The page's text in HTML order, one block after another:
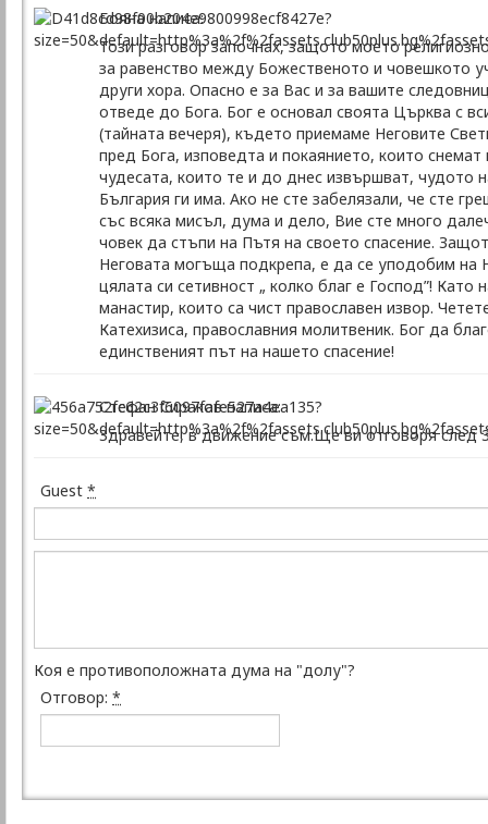
Бояна написа:
Този разговор започнах, защото моето
за равенство между Божественото и човешкото
други хора. Опасно е за Вас и за вашите
отведе до Бога. Бог е основал своята Църква с
(тайната вечеря), където приемаме Неговите
пред Бога, изповедта и покаянието, които
чудесата, които те и до днес извършват, чудото
България ги има. Ако не сте забелязали, че сте
със всяка мисъл, дума и дело, Вие сте много
човек да стъпи на Пътя на своето спасение.
Неговата могъща подкрепа, е да се уподобим на
цялата си сетивност „ колко благ е Господ”! Като
манастир, които са чист православен извор.
Катехизиса, православния молитвеник. Бог да
единственият път на нашето спасение!
Стефан Сираков написа:
Здравейте, в движение съм.Ще ви отговоря след
Guest *
Коя е противоположната дума на "долу"?
Отговор: *